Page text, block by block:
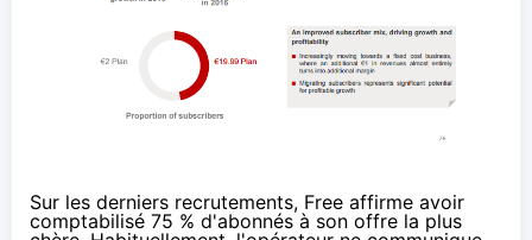
Sur les derniers recrutements, Free affirme avoir
comptabilisé 75 % d'abonnés à son offre la plus